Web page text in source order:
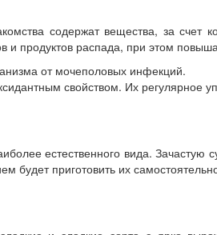
содержат вещества, за счет
продуктов распада, при этом
от мочеполовых инфекций.
свойством. Их регулярное
естественного вида.
будет приготовить их